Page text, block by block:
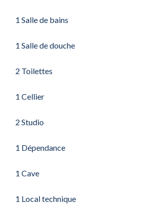
1 Salle de bains
1 Salle de douche
2 Toilettes
1 Cellier
2 Studio
1 Dépendance
1 Cave
1 Local technique